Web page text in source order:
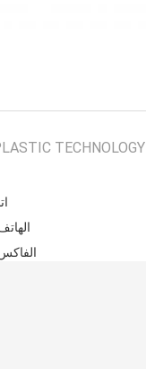
TECHNOLOGY